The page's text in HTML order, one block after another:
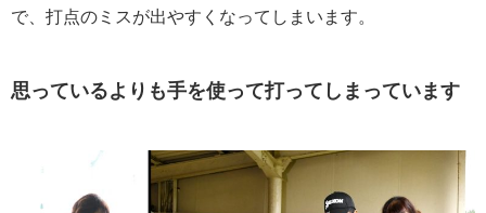
で、打点のミスが出やすくなってしまいます。
思っているよりも手を使って打ってしまっています